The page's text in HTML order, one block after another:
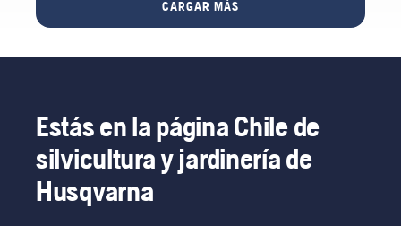
era
conseguir
que tu
rendimiento
sea el
Sabemos
que
cuentan
a la hora
decidir
CARGAR MÁS
Estás en la página Chile de
silvicultura y jardinería de
Husqvarna